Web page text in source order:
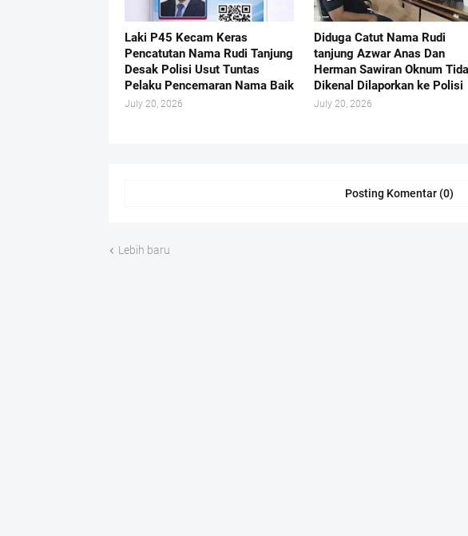
Laki P45 Kecam Keras
Pencatutan Nama Rudi Tanjung
Desak Polisi Usut Tuntas
Pelaku Pencemaran Nama Baik
July 20, 2026
Diduga Catut Nama Rudi
tanjung Azwar Anas Dan
Herman Sawiran Oknum
Dikenal Dilaporkan ke Polisi
July 20, 2026
Posting Komentar (0)
Lebih baru